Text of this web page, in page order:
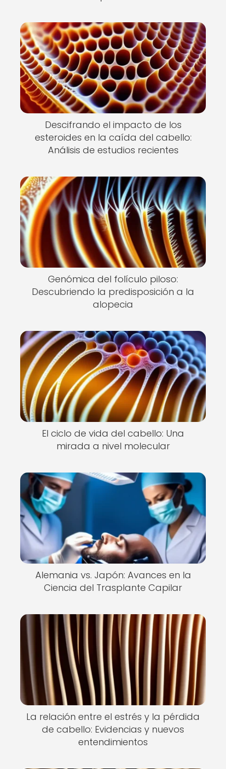
Descifrando el impacto de los
esteroides en la caída del cabello:
Análisis de estudios recientes
Genómica del folículo piloso:
Descubriendo la predisposición a la
alopecia
El ciclo de vida del cabello: Una
mirada a nivel molecular
Alemania vs. Japón: Avances en la
Ciencia del Trasplante Capilar
La relación entre el estrés y la pérdida
de cabello: Evidencias y nuevos
entendimientos